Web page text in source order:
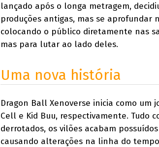
lançado após o longa metragem,
produções antigas, mas se aprofundar
colocando o público diretamente nas
mas para lutar ao lado deles.
Uma nova história
Dragon Ball Xenoverse inicia como um
Cell e Kid Buu, respectivamente. Tudo
derrotados, os vilões acabam
causando alterações na linha do